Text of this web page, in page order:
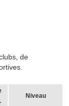
de
Niveau